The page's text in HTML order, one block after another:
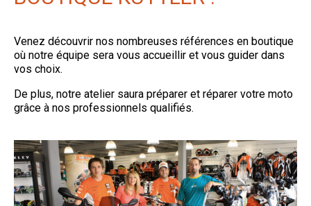
Venez découvrir nos nombreuses références en boutique
où notre équipe sera vous accueillir et vous guider dans
vos choix.
De plus, notre atelier saura préparer et réparer votre moto
grâce à nos professionnels qualifiés.